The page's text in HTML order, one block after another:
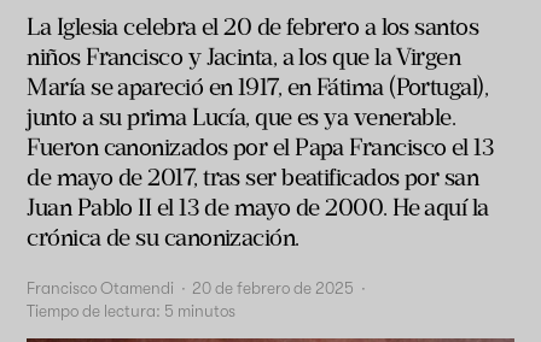
La Iglesia celebra el 20 de febrero a los santos
niños Francisco y Jacinta, a los que la Virgen
María se apareció en 1917, en Fátima (Portugal),
junto a su prima Lucía, que es ya venerable.
Fueron canonizados por el Papa Francisco el 13
de mayo de 2017, tras ser beatificados por san
Juan Pablo II el 13 de mayo de 2000. He aquí la
crónica de su canonización.
Francisco Otamendi · 20 de febrero de 2025 ·
Tiempo de lectura: 5 minutos